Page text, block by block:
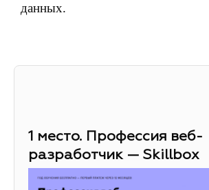
данных.
1 место. Профессия веб-
разработчик — Skillbox